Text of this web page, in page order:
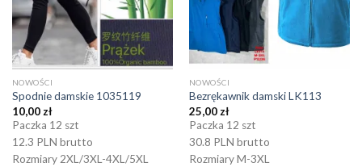
NOWOŚCI
Spodnie damskie 1035119
10,00 zł
Paczka 12 szt
12.3 PLN brutto
Rozmiary 2XL/3XL-4XL/5XL
NOWOŚCI
Bezrękawnik damski LK113
25,00 zł
Paczka 12 szt
30.8 PLN brutto
Rozmiary M-3XL